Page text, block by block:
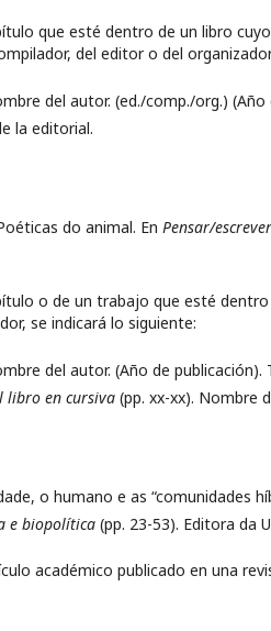
que esté dentro de un libro
del editor o del
del autor. (ed./comp./org.)
la editorial.
do animal. En Pensar/
o de un trabajo que esté
se indicará lo siguiente:
del autor. (Año de
libro en cursiva (pp. xx-xx). Nombre
o humano e as “comunidades
e biopolítica (pp. 23-53). Editora da
académico publicado en una